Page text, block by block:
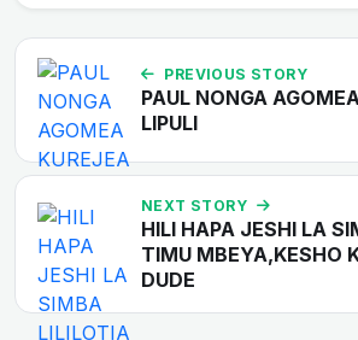
PREVIOUS STORY
PAUL NONGA
LIPULI
NEXT STORY
HILI HAPA JESHI LA
TIMU MBEYA,KESHO
DUDE